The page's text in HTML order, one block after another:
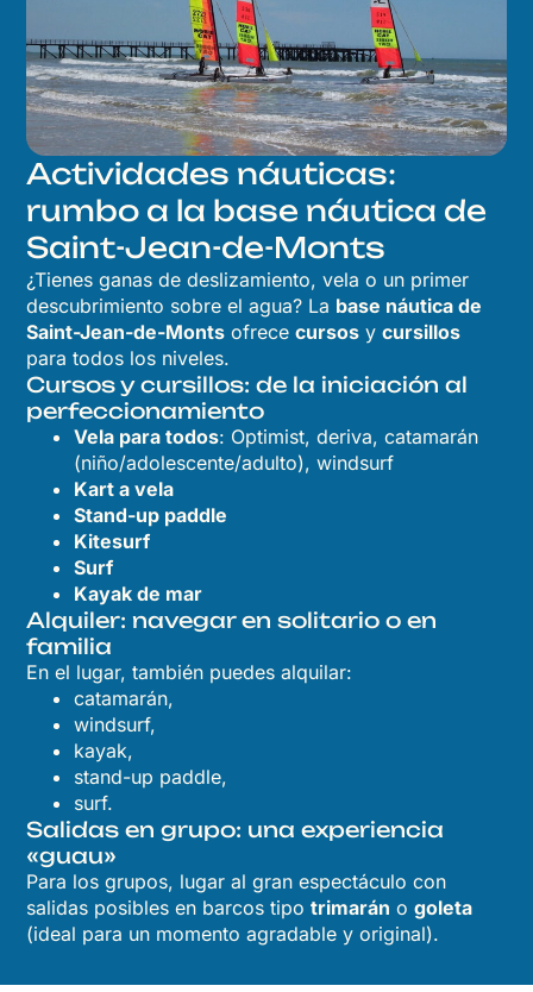
Actividades náuticas:
rumbo a la base náutica de
Saint-Jean-de-Monts
¿Tienes ganas de deslizamiento, vela o un primer
descubrimiento sobre el agua? La base náutica de
Saint-Jean-de-Monts ofrececursos ycursillos
para todos los niveles.
Cursos y cursillos: de la iniciación al
perfeccionamiento
Vela para todos: Optimist, deriva, catamarán
(niño/adolescente/adulto), windsurf
Kart a vela
Stand-up paddle
Kitesurf
Surf
Kayak de mar
Alquiler: navegar en solitario o en
familia
En el lugar, también puedes alquilar:
catamarán,
windsurf,
kayak,
stand-up paddle,
surf.
Salidas en grupo: una experiencia
«guau»
Para los grupos, lugar al gran espectáculo con
salidas posibles en barcos tipotrimarán ogoleta
(ideal para un momento agradable y original).